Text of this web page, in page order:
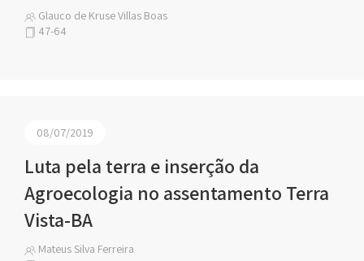
Glauco de Kruse Villas Boas
47-64
08/07/2019
Luta pela terra e inserção da
Agroecologia no assentamento Terra
Vista-BA
Mateus Silva Ferreira